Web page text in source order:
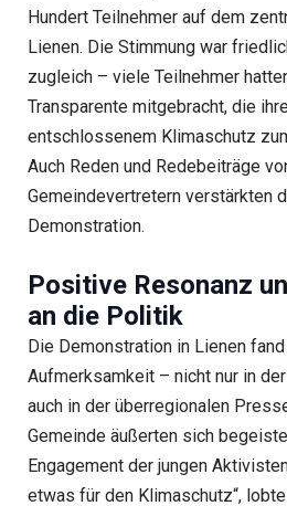
Hundert Teilnehmer auf dem
Lienen. Die Stimmung war
zugleich – viele Teilnehmer
Transparente mitgebracht, die
entschlossenem Klimaschutz
Auch Reden und Redebeiträge
Gemeindevertretern verstärkten
Demonstration.
Positive Resonanz
an die Politik
Die Demonstration in Lienen
Aufmerksamkeit – nicht nur in
auch in der überregionalen
Gemeinde äußerten sich
Engagement der jungen
etwas für den Klimaschutz“,